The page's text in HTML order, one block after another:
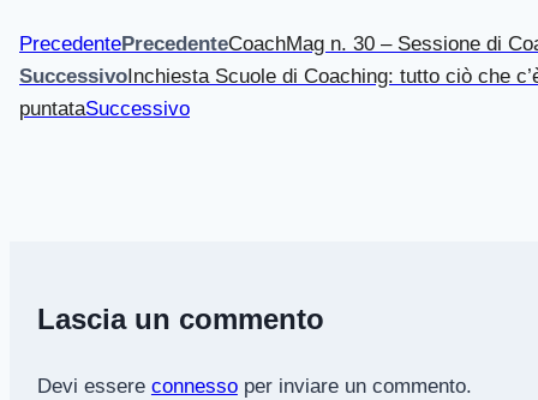
PrecedentePrecedenteCoachMag n. 30 – Sessione di
Successivo Inchiesta Scuole di Coaching: tutto ciò che
puntataSuccessivo
Lascia un commento
Devi essere connessoper inviare un commento.